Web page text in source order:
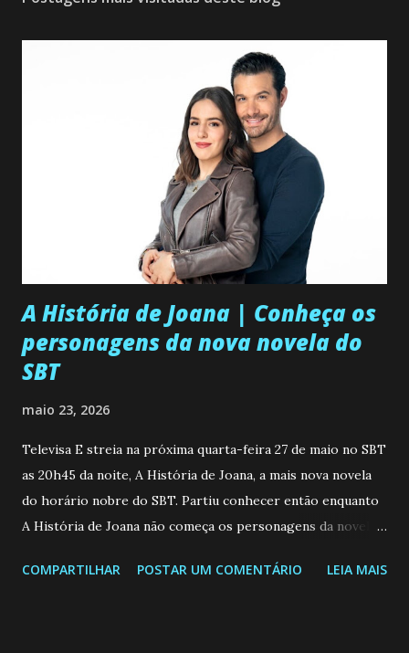
A História de Joana | Conheça os
personagens da nova novela do
SBT
maio 23, 2026
Televisa E streia na próxima quarta-feira 27 de maio no SBT
as 20h45 da noite, A História de Joana, a mais nova novela
do horário nobre do SBT. Partiu conhecer então enquanto
A História de Joana não começa os personagens da novela?
de 25/05/26 a 31/05/26 JOANA GUADALUPE (Camila
COMPARTILHAR POSTAR UM COMENTÁRIO LEIA MAIS